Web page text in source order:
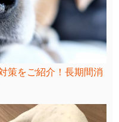
策をご紹介！長期間消